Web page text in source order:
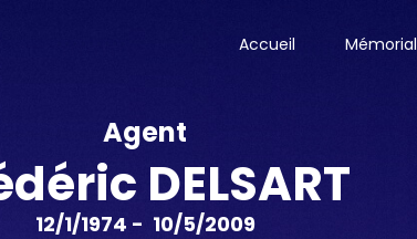
Accueil Mémorial
Agent
DELSART
12/1/1974 - 10/5/2009